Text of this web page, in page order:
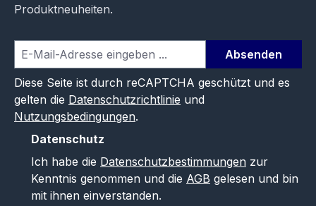
Produktneuheiten.
Absenden
Diese Seite ist durch reCAPTCHA geschützt und es
gelten die Datenschutzrichtlinie und
Nutzungsbedingungen.
Datenschutz
Ich habe die Datenschutzbestimmungen zur
Kenntnis genommen und die AGB gelesen und bin
mit ihnen einverstanden.